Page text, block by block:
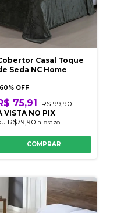
Casal Toque
Seda NC Home
% OFF
75,91 R$199,90
VISTA NO PIX
R$79,90 a prazo
COMPRAR